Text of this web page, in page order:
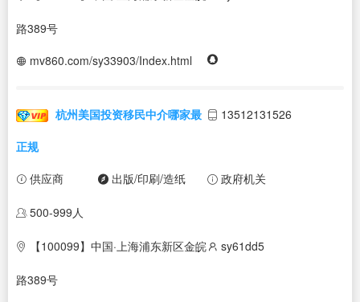
路389号
mv860.com/sy33903/Index.html
杭州美国投资移民中介哪家最
正规
13512131526
供应商 出版/印刷/造纸 政府机关
500-999人
【100099】中国·上海浦东新区金皖
路389号
sy61dd5